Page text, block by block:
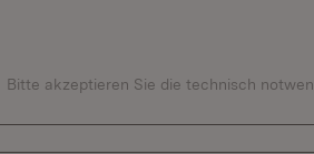
Bitte akzeptieren Sie die technisch